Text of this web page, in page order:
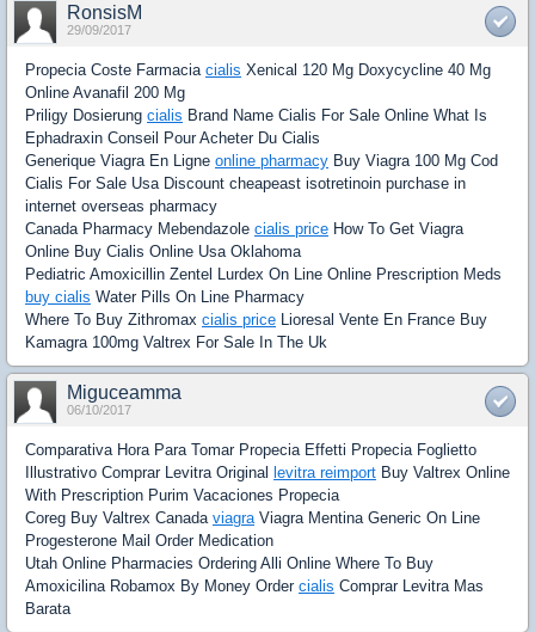
RonsisM
29/09/2017
Propecia Coste Farmacia cialis Xenical 120 Mg Doxycycline 40 Mg
Online Avanafil 200 Mg
Priligy Dosierung cialis Brand Name Cialis For Sale Online What Is
Ephadraxin Conseil Pour Acheter Du Cialis
Generique Viagra En Ligne online pharmacy Buy Viagra 100 Mg Cod
Cialis For Sale Usa Discount cheapeast isotretinoin purchase in
internet overseas pharmacy
Canada Pharmacy Mebendazole cialis price How To Get Viagra
Online Buy Cialis Online Usa Oklahoma
Pediatric Amoxicillin Zentel Lurdex On Line Online Prescription Meds
buy cialis Water Pills On Line Pharmacy
Where To Buy Zithromax cialis price Lioresal Vente En France Buy
Kamagra 100mg Valtrex For Sale In The Uk
Miguceamma
06/10/2017
Comparativa Hora Para Tomar Propecia Effetti Propecia Foglietto
Illustrativo Comprar Levitra Original
levitra reimport Buy Valtrex Online
With Prescription Purim Vacaciones Propecia
Coreg Buy Valtrex Canada viagra Viagra Mentina Generic On Line
Progesterone Mail Order Medication
Utah Online Pharmacies Ordering Alli Online Where To Buy
Amoxicilina Robamox By Money Order cialis Comprar Levitra Mas
Barata